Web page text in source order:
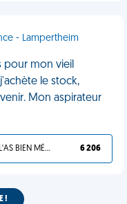
- Lampertheim
pour mon vieil
le stock,
Mon aspirateur
TU L'AS BIEN MÉRITÉ 6 206
!